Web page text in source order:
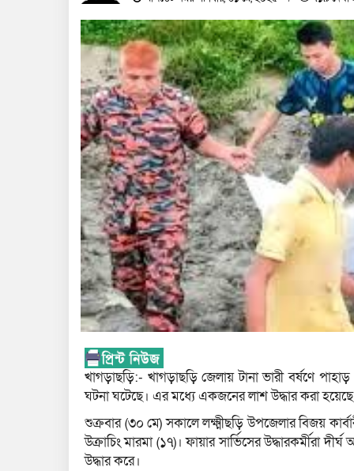
খাগড়াছড়ি:- খাগড়াছড়ি জেলায় টানা ভারী বর্ষণে
ঘটনা ঘটেছে। এর মধ্যে একজনের লাশ উদ্ধার করা
শুক্রবার (৩০ মে) সকালে লক্ষ্মীছড়ি উপজেলার বিজয়
উক্রাচিং মারমা (১৭)। ফায়ার সার্ভিসের উদ্ধারকর্মীরা
উদ্ধার করে।